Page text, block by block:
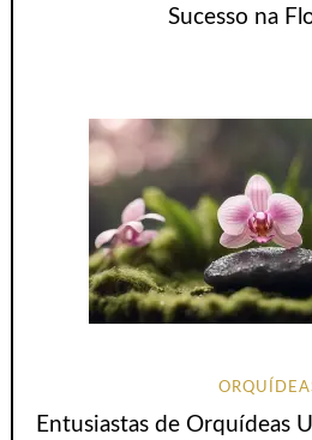
Sucesso na
Entusiastas de Orquídeas